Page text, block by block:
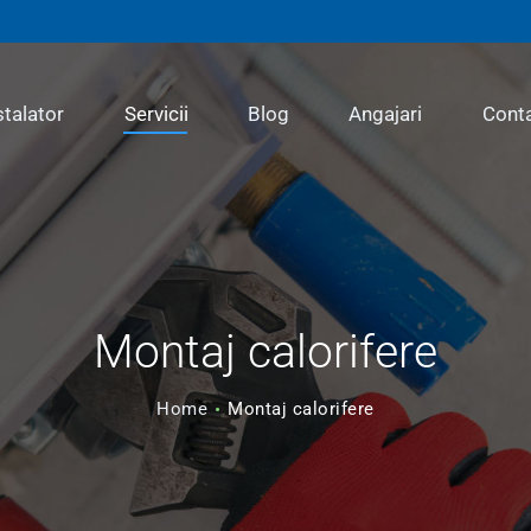
Servicii Blog Angajari
Montaj calorifere
Home Montaj calorifere
INSTALATOR
SERVICII
BLOG
ANGAJARI
CONTACT